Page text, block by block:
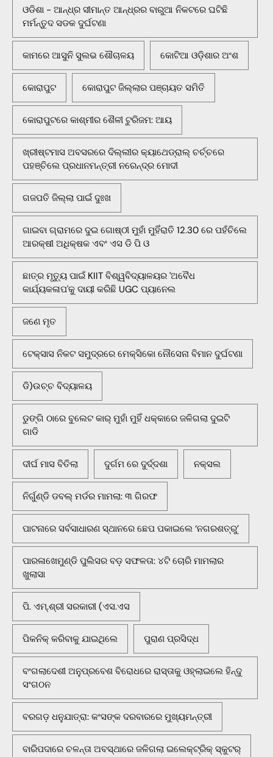
ଓଡିଶା - ଆନ୍ଧ୍ର ସୀମାନ୍ତ ଆନ୍ଧ୍ରର ବାରୁଆ ନିକଟରେ ଘଟିଛି
ମର୍ମନ୍ତୁଦ ସଡକ ଦୁର୍ଘଟଣା
କାମରେ ଆସୁନି ସୁଲଭ ଶୌଚାଳୟ କୋଟିଆ ଓଡ଼ିଶାର ଅଂଶ
କୋରାପୁଟ କୋରାପୁଟ ଜିଲ୍ଲାର ପଞ୍ଚାୟତ ସମିତି
କୋରାପୁଟରେ କାଶ୍ମୀର ଶୈଳୀ ଟୁରିଜମ: ଆୟ
ଖ୍ରୀଷ୍ଟମାସ ଅବସରରେ ଦିଲ୍ଲୀର କ୍ୟାଥେଡ୍ରାଲ୍ ଚର୍ଚ୍ଚରେ
ପହଞ୍ଚିଲେ ପ୍ରଧାନମନ୍ତ୍ରୀ ନରେନ୍ଦ୍ର ମୋଦୀ
ଗଜପତି ଜିଲ୍ଲା ପାଇଁ ଦୁଃଖ
ଗାଇବା ଗ୍ରାମରେ ଦୁଇ ଗୋଷ୍ଠୀ ମୁହାଁ ମୁହିଁରାତି 12.30 ରେ ପହଁଚିଲେ
ଆରକ୍ଷୀ ଅଧିକ୍ଷକ ଏବଂ ଏସ ଡି ପି ଓ
ଛାତ୍ର ମୃତ୍ୟୁ ପାଇଁ KIIT ବିଶ୍ୱବିଦ୍ୟାଳୟର 'ଅବୈଧ
କାର୍ଯ୍ୟକଳାପ'କୁ ଦାୟୀ କରିଛି UGC ପ୍ୟାନେଲ
ଜଣେ ମୃତ
ଟେକ୍ସାସ ନିକଟ ସମୁଦ୍ରରେ ମେକ୍ସିକୋ ନୌସେନା ବିମାନ ଦୁର୍ଘଟଣା
ଡି)ଉଚ୍ଚ ବିଦ୍ୟାଳୟ
ଡୁଙ୍ଗି ଠାରେ ବୁଲେଟ କାର୍ ମୁହାଁ ମୁହିଁ ଧକ୍କାରେ ଜଳିଗଲା ଦୁଇଟି
ଗାଡି
ଦୀର୍ଘ ମାସ ବିତିଲା ଦୁର୍ଗମ ରେ ଦୁର୍ଦ୍ଦଶା ନକ୍ସଲ
ନିର୍ଗୁଣ୍ଡି ଡବଲ୍ ମର୍ଡର ମାମଲା: ୩ ଗିରଫ
ପାଟନାରେ ସର୍ବସାଧାରଣ ସ୍ଥାନରେ ଛେପ ପକାଇଲେ ‘ନଗରଶତ୍ରୁ’
ପାରଳାଖେମୁଣ୍ଡି ପୁଲିସର ବଡ଼ ସଫଳତା: ୪ଟି ଚୋରି ମାମଲାର
ଖୁଲାସା
ପି. ଏମ୍.ଶ୍ରୀ ସରକାରୀ (ଏସ.ଏସ
ପିକନିକ୍‌ କରିବାକୁ ଯାଇଥିଲେ ପୁରାଣ ପ୍ରସିଦ୍ଧ
ବଂଗଲାଦେଶୀ ଅନୁପ୍ରବେଶ ବିରୋଧରେ ରାସ୍ତାକୁ ଓହ୍ଲାଇଲେ ହିନ୍ଦୁ
ସଂଗଠନ
ବରଗଡ଼ ଧନୁଯାତ୍ରା: କଂସଙ୍କ ଦରବାରରେ ମୁଖ୍ୟମନ୍ତ୍ରୀ
ବାରିପଦାରେ ଚଳନ୍ତା ଅବସ୍ଥାରେ ଜଳିଗଲା ଇଲେକ୍ଟ୍ରିକ୍ ସ୍କୁଟର୍